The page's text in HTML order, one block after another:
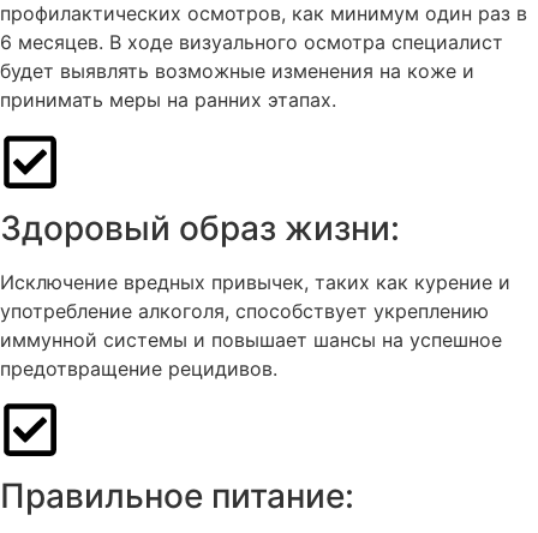
профилактических осмотров, как минимум один раз в
6 месяцев. В ходе визуального осмотра специалист
будет выявлять возможные изменения на коже и
принимать меры на ранних этапах.
Здоровый образ жизни:
Исключение вредных привычек, таких как курение и
употребление алкоголя, способствует укреплению
иммунной системы и повышает шансы на успешное
предотвращение рецидивов.
Правильное питание: